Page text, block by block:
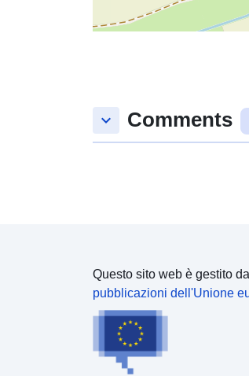
keyboard_arrow_down Comments
Questo sito web è gestito
pubblicazioni dell'Unione